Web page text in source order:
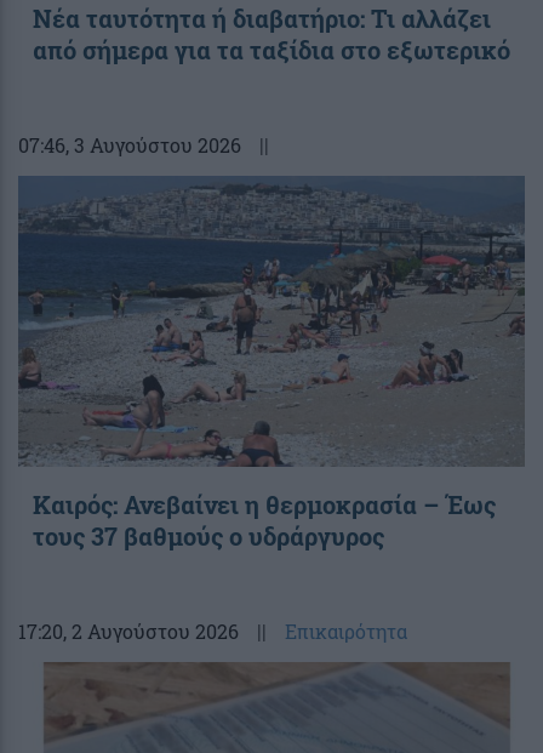
Νέα ταυτότητα ή διαβατήριο: Τι αλλάζει
από σήμερα για τα ταξίδια στο εξωτερικό
07:46, 3 Αυγούστου 2026 ||
Καιρός: Ανεβαίνει η θερμοκρασία – Έως
τους 37 βαθμούς ο υδράργυρος
17:20, 2 Αυγούστου 2026 || Επικαιρότητα